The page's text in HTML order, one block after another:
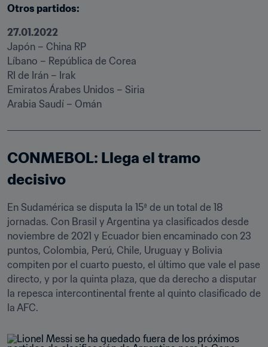
Otros partidos:
Japón – China RP
Líbano – República de Corea
RI de Irán – Irak
Emiratos Árabes Unidos – Siria
Arabia Saudí – Omán
CONMEBOL: Llega el tramo
decisivo
En Sudamérica se disputa la 15ª de un total de 18
jornadas. Con Brasil y Argentina ya clasificados desde
noviembre de 2021 y Ecuador bien encaminado con 23
puntos, Colombia, Perú, Chile, Uruguay y Bolivia
compiten por el cuarto puesto, el último que vale el pase
directo, y por la quinta plaza, que da derecho a disputar
la repesca intercontinental frente al quinto clasificado de
la AFC.